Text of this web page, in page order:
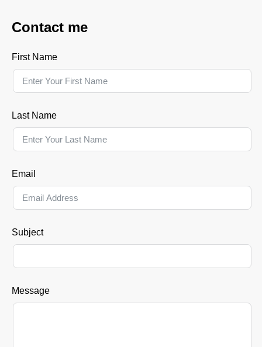
Contact me
First Name
Last Name
Email
Subject
Message